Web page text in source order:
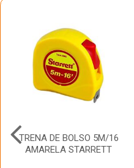
TRENA DE BOLSO 5M/16
AMARELA STARRETT